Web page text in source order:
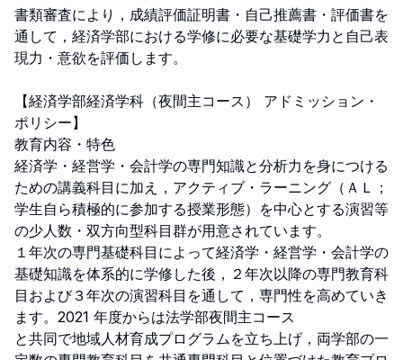
書類審査により，成績評価証明書・自己推薦書・評価書を
通して，経済学部における学修に必要な基礎学力と自己表
現力・意欲を評価します。
【経済学部経済学科（夜間主コース） アドミッション・
ポリシー】
教育内容・特色
経済学・経営学・会計学の専門知識と分析力を身につける
ための講義科目に加え，アクティブ・ラーニング（ＡＬ；
学生自ら積極的に参加する授業形態）を中心とする演習等
の少人数・双方向型科目群が用意されています。
１年次の専門基礎科目によって経済学・経営学・会計学の
基礎知識を体系的に学修した後，２年次以降の専門教育科
目および３年次の演習科目を通して，専門性を高めていき
ます。2021 年度からは法学部夜間主コース
と共同で地域人材育成プログラムを立ち上げ，両学部の一